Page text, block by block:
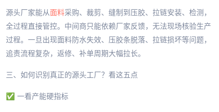
源头厂家能从面料采购、裁剪、缝制到压胶、拉链安装、检测，
全过程直接管控。中间商只能依赖厂家反馈，无法现场核验生产
过程。一旦出现面料防水失效、压胶条脱落、拉链损坏等问题，
追责流程复杂，返修、补单周期大幅拉长。
三、如何识别真正的源头工厂？看这五点
✅ 一看产能硬指标